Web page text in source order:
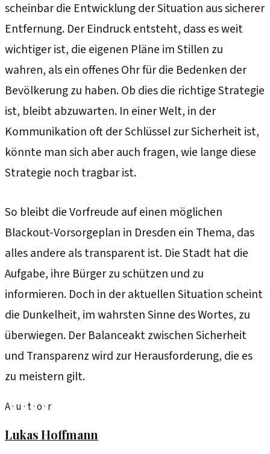
scheinbar die Entwicklung der Situation aus sicherer
Entfernung. Der Eindruck entsteht, dass es weit
wichtiger ist, die eigenen Pläne im Stillen zu
wahren, als ein offenes Ohr für die Bedenken der
Bevölkerung zu haben. Ob dies die richtige Strategie
ist, bleibt abzuwarten. In einer Welt, in der
Kommunikation oft der Schlüssel zur Sicherheit ist,
könnte man sich aber auch fragen, wie lange diese
Strategie noch tragbar ist.
So bleibt die Vorfreude auf einen möglichen
Blackout-Vorsorgeplan in Dresden ein Thema, das
alles andere als transparent ist. Die Stadt hat die
Aufgabe, ihre Bürger zu schützen und zu
informieren. Doch in der aktuellen Situation scheint
die Dunkelheit, im wahrsten Sinne des Wortes, zu
überwiegen. Der Balanceakt zwischen Sicherheit
und Transparenz wird zur Herausforderung, die es
zu meistern gilt.
A · u · t · o · r
Lukas Hoffmann